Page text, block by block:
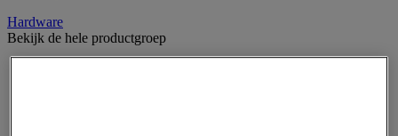
Hardware
Bekijk de hele productgroep